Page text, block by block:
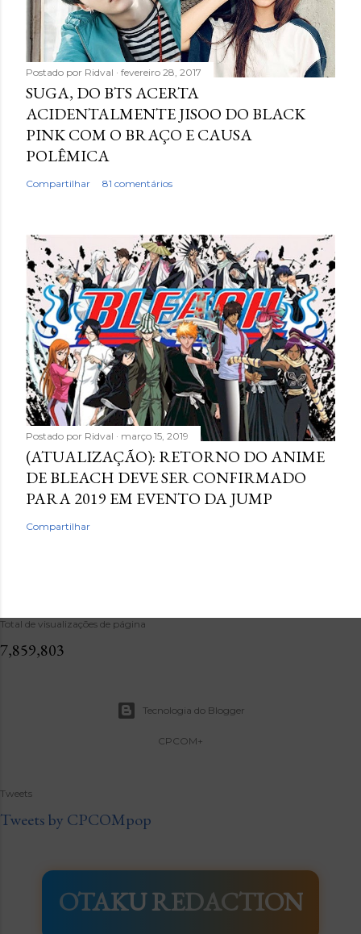
Postado por Ridval fevereiro 28, 2017
SUGA, DO BTS ACERTA
ACIDENTALMENTE JISOO DO BLACK
PINK COM O BRAÇO E CAUSA
POLÊMICA
Compartilhar 81 comentários
Postado por Ridval março 15, 2019
(ATUALIZAÇÃO): RETORNO DO ANIME
DE BLEACH DEVE SER CONFIRMADO
PARA 2019 EM EVENTO DA JUMP
Compartilhar
Total de visualizações de página
7,859,803
Tecnologia do Blogger
CPCOM+
Tweets
Tweets by CPCOMpop
OTAKU REDACTION